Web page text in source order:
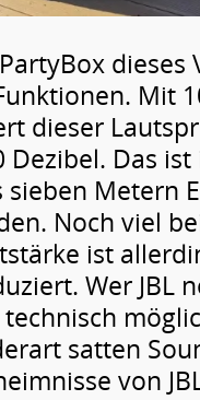
dieses
Mit
dieser
Das
Metern
Noch viel
ist
Wer JBL
satten
von